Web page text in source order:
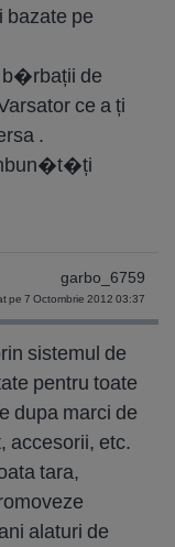
bazate pe
b�rbații de
ce a ți
.
garbo_6759
pe 7 Octombrie 2012 03:37
sistemul de
pentru toate
dupa marci de
accesorii, etc.
tara,
alaturi de